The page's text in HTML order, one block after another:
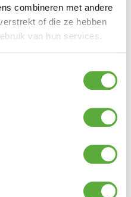
combineren met andere
of die ze hebben
van hun services.
*
Shops